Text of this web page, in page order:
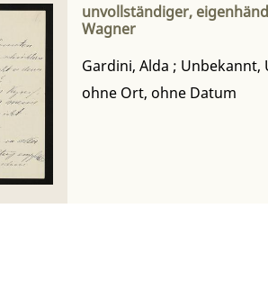
unvollständiger,
Wagner
Gardini, Alda ; Unbekannt,
ohne Ort, ohne Datum